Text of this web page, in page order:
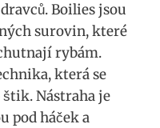
Boilies jsou
surovin, které
rybám.
která se
Nástraha je
pod háček a